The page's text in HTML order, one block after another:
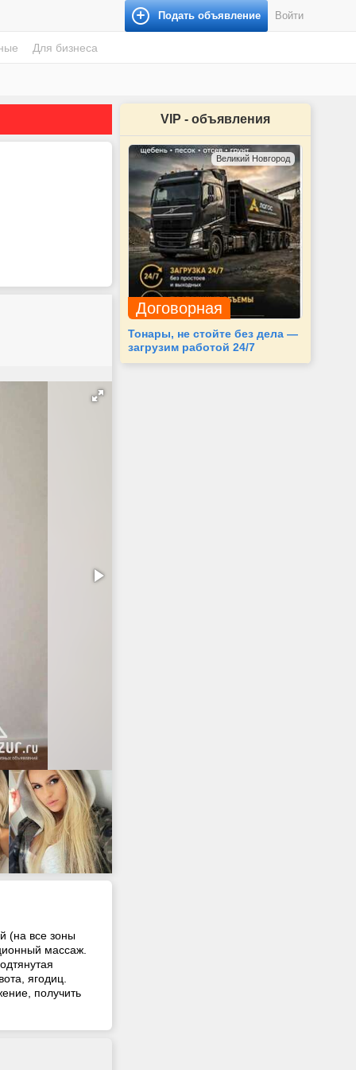
Подать объявление Войти
Для бизнеса
VIP - объявления
Великий Новгород
Договорная
Тонары, не стойте без дела —
загрузим работой 24/7
(на все зоны
массаж.
ягодиц.
получить